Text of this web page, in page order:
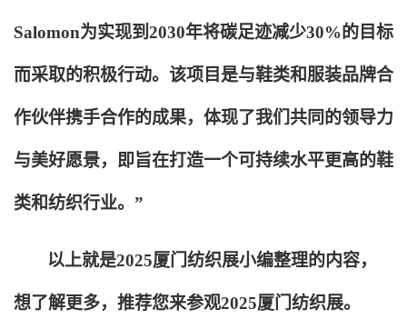
Salomon为实现到2030年将碳足迹减少30%的目标
而采取的积极行动。该项目是与鞋类和服装品牌合
作伙伴携手合作的成果，体现了我们共同的领导力
与美好愿景，即旨在打造一个可持续水平更高的鞋
类和纺织行业。”
以上就是2025厦门纺织展小编整理的内容，
想了解更多，推荐您来参观2025厦门纺织展。